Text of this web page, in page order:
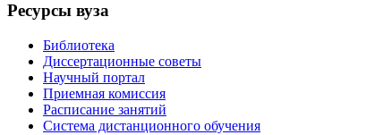
Ресурсы вуза
Библиотека
Диссертационные советы
Научный портал
Приемная комиссия
Расписание занятий
Система дистанционного обучения